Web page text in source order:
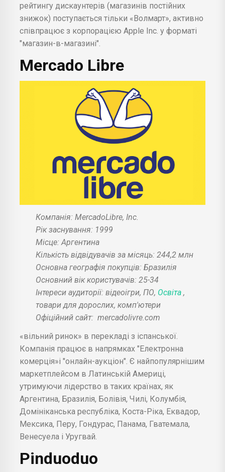
рейтингу дискаунтерів (магазинів постійних
знижок) поступається тільки «Волмарт», активно
співпрацює з корпорацією Apple Inc. у форматі
"магазин-в-магазині".
Mercado Libre
Компанія: MercadoLibre, Inc.
Рік заснування: 1999
Місце: Аргентина
Кількість відвідувачів за місяць: 244,2 млн
Основна географія покупців: Бразилія
Основний вік користувачів: 25-34
Інтереси аудиторії: відеоігри, ПО, Освіта ,
товари для дорослих, комп'ютери
Офіційний сайт: mercadolivre.com
«вільний ринок» в перекладі з іспанської.
Компанія працює в напрямках "Електронна
комерція»і "онлайн-аукціон". Є найпопулярнішим
маркетплейсом в Латинській Америці,
утримуючи лідерство в таких країнах, як
Аргентина, Бразилія, Болівія, Чилі, Колумбія,
Домініканська республіка, Коста-Ріка, Еквадор,
Мексика, Перу, Гондурас, Панама, Гватемала,
Венесуела і Уругвай.
Pinduoduo